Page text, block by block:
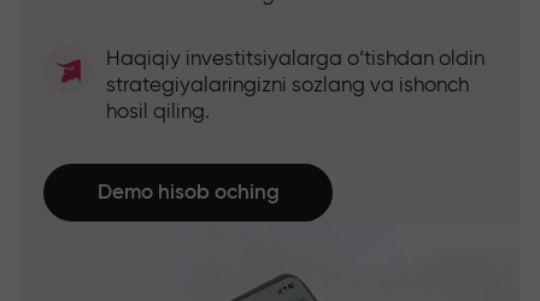
Haqiqiy investitsiyalarga o‘tishdan oldin
strategiyalaringizni sozlang va ishonch
hosil qiling.
Demo hisob oching